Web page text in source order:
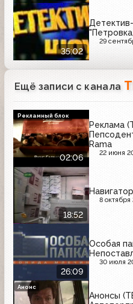
35:02
29
Ещё записи с канала
02:06
Реклама
Rama
22 июня
Рекламный блок
18:52
8 октября
26:09
Особая
30 июля
Анонсы
Анонс